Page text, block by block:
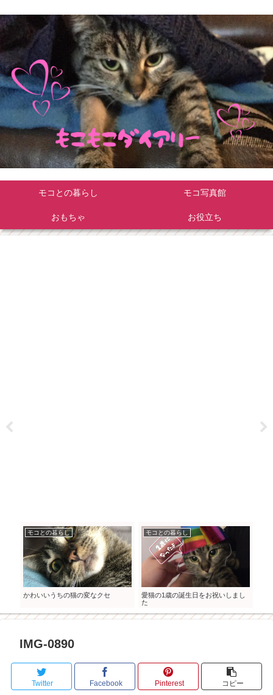
モコとの暮らし モコ写真館
おもちゃ お役立ち
モコとの暮らし
かわいいうちの猫の変なクセ
モコとの暮らし
愛猫の1歳の誕生日をお祝いしまし
た
IMG-0890
Twitter Facebook Pinterest コピー